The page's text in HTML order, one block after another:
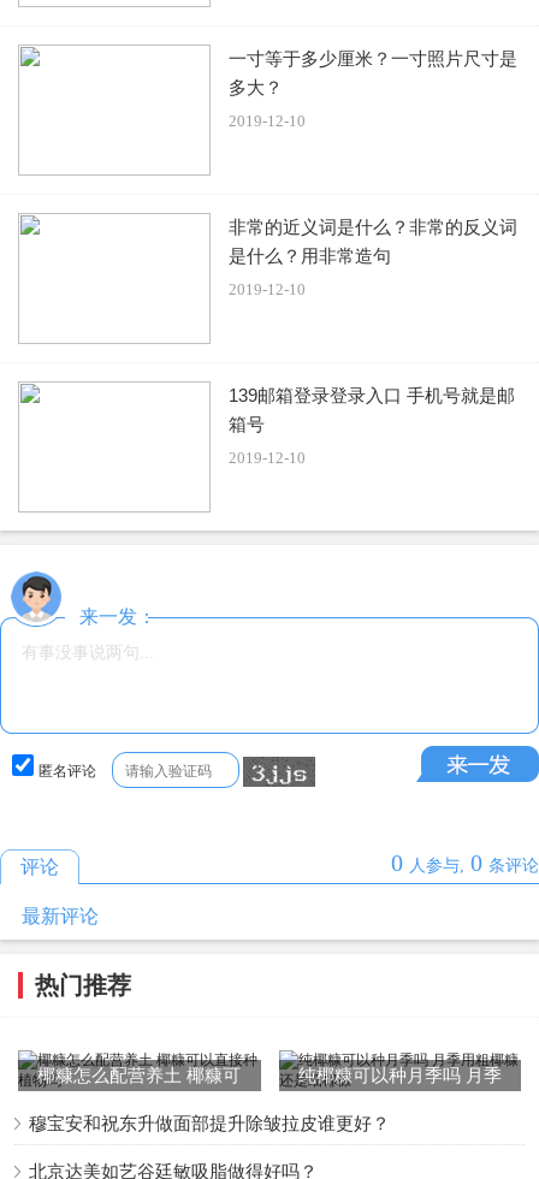
北京南锣鼓巷附近还有什么景点
南锣鼓巷西边紧邻什刹海，南边距离景山公园、故宫、天安
南锣鼓巷逛出来之后，往左边走，也有一些店铺可以边吃边
看，就是鼓楼了，可以上去看看。看完鼓楼往南走，在吉野
标签： 北京 南锣鼓巷 晚上 关门 好吃
一寸等于多少厘米？一寸照片尺寸是
多大？
2019-12-10
非常的近义词是什么？非常的反义词
是什么？用非常造句
2019-12-10
139邮箱登录登录入口 手机号就是邮
箱号
2019-12-10
来一发：
匿名评论
评论 0 人参与, 0 条评论
最新评论
热门推荐
椰糠怎么配营养土 椰糠可
纯椰糠可以种月季吗 月季
穆宝安和祝东升做面部提升除皱拉皮谁更好？
北京达美如艺谷廷敏吸脂做得好吗？